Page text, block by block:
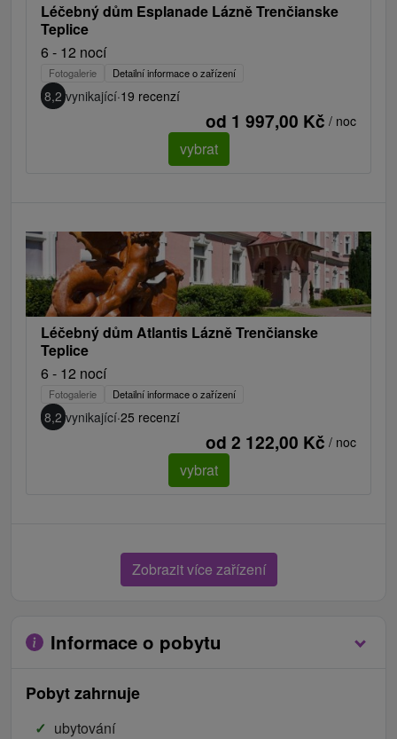
Léčebný dům Esplanade Lázně Trenčianske
Teplice
6 - 12 nocí
Fotogalerie Detailní informace o zařízení
8,2 vynikající·19 recenzí
od 1 997,00 Kč / noc
vybrat
Léčebný dům Atlantis Lázně Trenčianske
Teplice
6 - 12 nocí
Fotogalerie Detailní informace o zařízení
8,2 vynikající·25 recenzí
od 2 122,00 Kč / noc
vybrat
Zobrazit více zařízení
Informace o pobytu
Pobyt zahrnuje
ubytování